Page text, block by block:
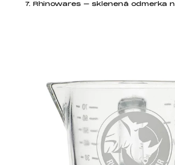
Rhinowares – sklenená odmerka